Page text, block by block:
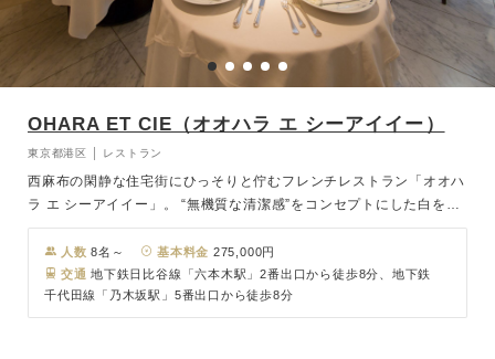
OHARA ET CIE（オオハラ エ シーアイイー）
東京都港区 │ レストラン
西麻布の閑静な住宅街にひっそりと佇むフレンチレストラン「オオハ
ラ エ シーアイイー」。 “無機質な清潔感”をコンセプトにした白を基
調とした店内に、おふたりの晴れ姿が映えます。 日中は吹き抜けの
テラスから差し込む陽光が、夜にはあたたかい間接照明が、大切な
人々とのアットホームなウェディングを優しく照らします。 会食で
は、肩肘張らずどなたでも楽しめる大人のフレンチを追及していま
す。 店内のコンセプトと同じく、素材の良さを活かしたシンプルな
人数 8名～ 基本料金 275,000円
交通 地下鉄日比谷線「六本木駅」2番出口から徒歩8分、地下鉄
千代田線「乃木坂駅」5番出口から徒歩8分